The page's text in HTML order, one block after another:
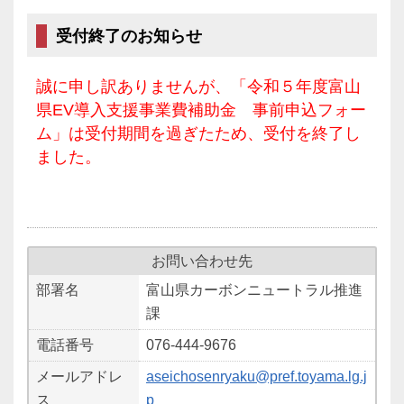
受付終了のお知らせ
誠に申し訳ありませんが、「令和５年度富山
県EV導入支援事業費補助金 事前申込フォー
ム」は受付期間を過ぎたため、受付を終了し
ました。
お問い合わせ先
部署名
富山県カーボンニュートラル推進
課
電話番号 076-444-9676
メールアドレ
ス
aseichosenryaku@pref.toyama.lg.j
p